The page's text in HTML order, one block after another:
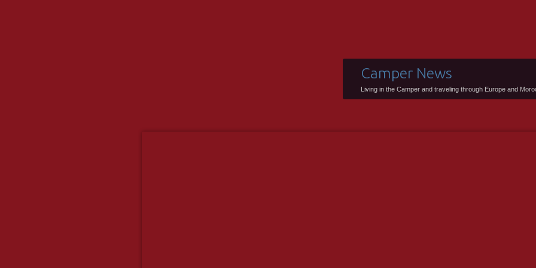
Camper News
Living in the Camper and traveling through Europe and